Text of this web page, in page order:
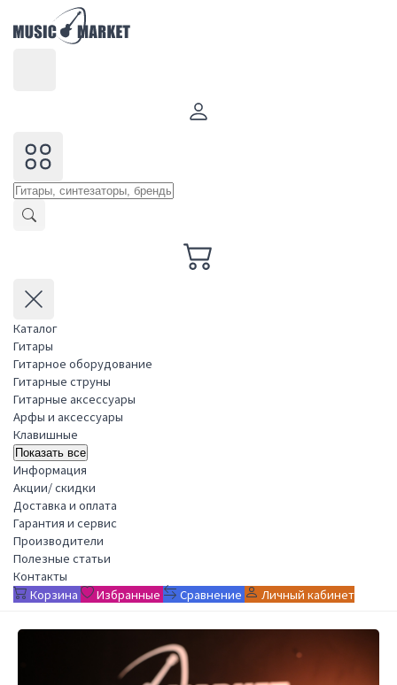
Каталог
Гитары
Гитарное оборудование
Гитарные струны
Гитарные аксессуары
Арфы и аксессуары
Клавишные
Показать все
Информация
Акции/ скидки
Доставка и оплата
Гарантия и сервис
Производители
Полезные статьи
Контакты
Корзина
Избранные Сравнение Личный кабинет